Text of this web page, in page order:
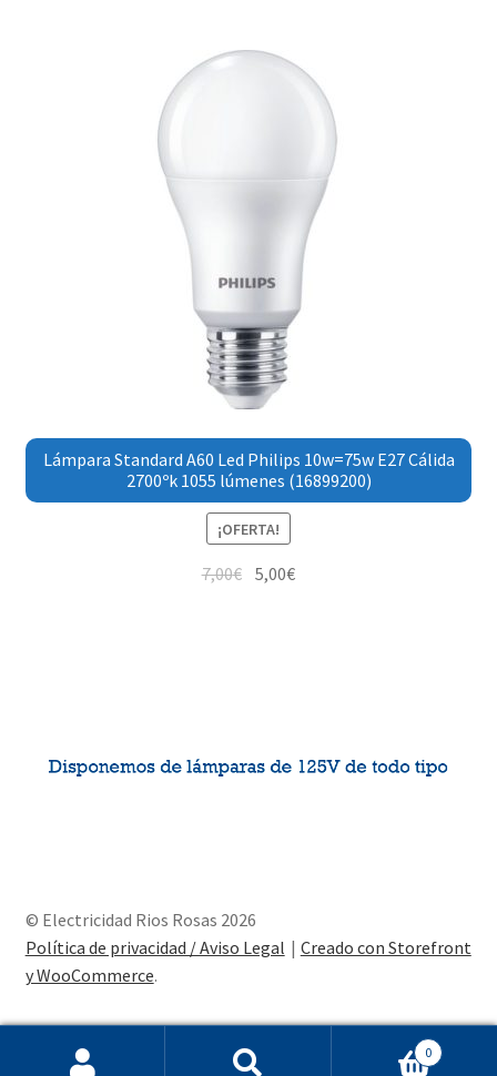
Lámpara Standard A60 Led Philips 10w=75w E27 Cálida
2700ºk 1055 lúmenes (16899200)
¡OFERTA!
7,00€ 5,00€
© Electricidad Rios Rosas 2026
Política de privacidad / Aviso Legal
Creado con Storefront
y WooCommerce.
0